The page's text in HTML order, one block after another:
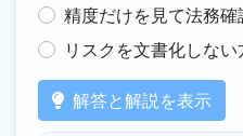
精度だけを見て法務確
リスクを文書化しない
解答と解説を表示